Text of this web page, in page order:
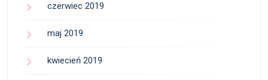
czerwiec 2019
maj 2019
kwiecień 2019